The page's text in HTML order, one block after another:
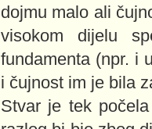
dojmu malo ali
visokom dijelu
fundamenta (npr. i
i čujnost im je bila
Stvar je tek